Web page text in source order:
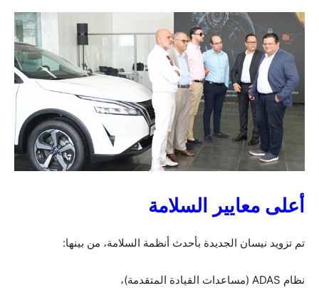
أعلى معايير السلامة
تم تزويد نيسان الجديدة بأحدث أنظمة السلامة، من بينها:
نظام ADAS (مساعدات القيادة المتقدمة)،